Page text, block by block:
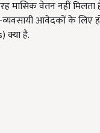
मासिक वेतन नहीं
आवेदकों के लिए
क्या है.